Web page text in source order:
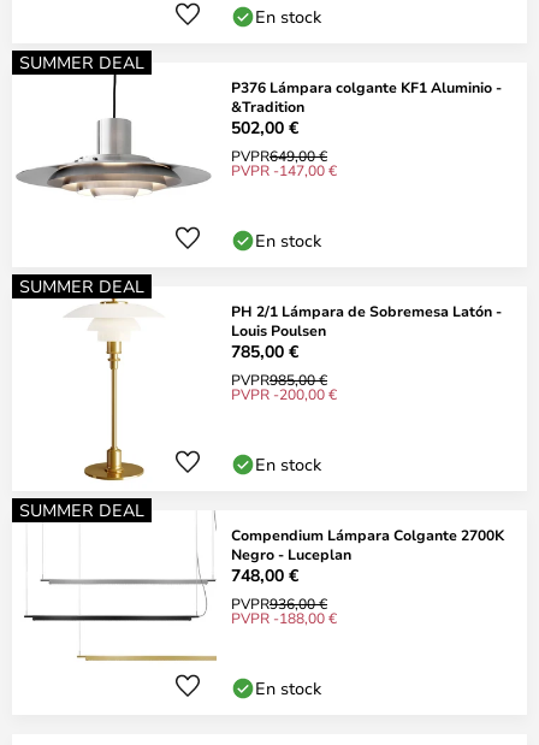
En stock
SUMMER DEAL
P376 Lámpara colgante KF1 Aluminio -
&Tradition
502,00 €
PVPR649,00 €
PVPR -147,00 €
En stock
SUMMER DEAL
PH 2/1 Lámpara de Sobremesa Latón -
Louis Poulsen
785,00 €
PVPR985,00 €
PVPR -200,00 €
En stock
SUMMER DEAL
Compendium Lámpara Colgante 2700K
Negro - Luceplan
748,00 €
PVPR936,00 €
PVPR -188,00 €
En stock